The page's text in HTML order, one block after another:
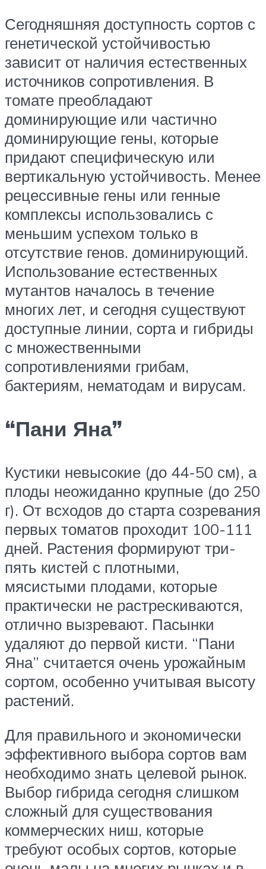
Сегодняшняя доступность сортов с
генетической устойчивостью
зависит от наличия естественных
источников сопротивления. В
томате преобладают
доминирующие или частично
доминирующие гены, которые
придают специфическую или
вертикальную устойчивость. Менее
рецессивные гены или генные
комплексы использовались с
меньшим успехом только в
отсутствие генов. доминирующий.
Использование естественных
мутантов началось в течение
многих лет, и сегодня существуют
доступные линии, сорта и гибриды
с множественными
сопротивлениями грибам,
бактериям, нематодам и вирусам.
“Пани Яна”
Кустики невысокие (до 44-50 см), а
плоды неожиданно крупные (до 250
г). От всходов до старта созревания
первых томатов проходит 100-111
дней. Растения формируют три-
пять кистей с плотными,
мясистыми плодами, которые
практически не растрескиваются,
отлично вызревают. Пасынки
удаляют до первой кисти. “Пани
Яна” считается очень урожайным
сортом, особенно учитывая высоту
растений.
Для правильного и экономически
эффективного выбора сортов вам
необходимо знать целевой рынок.
Выбор гибрида сегодня слишком
сложный для существования
коммерческих ниш, которые
требуют особых сортов, которые